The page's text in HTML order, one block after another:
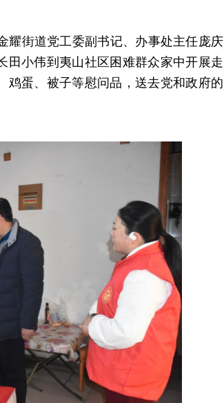
耀街道党工委副书记、办事处主任庞庆
田小伟到夷山社区困难群众家中开展走
鸡蛋、被子等慰问品，送去党和政府的